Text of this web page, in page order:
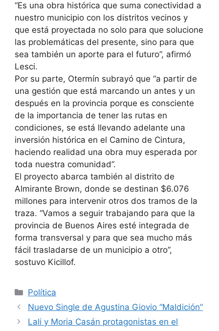
“Es una obra histórica que suma conectividad a
nuestro municipio con los distritos vecinos y
que está proyectada no solo para que solucione
las problemáticas del presente, sino para que
sea también un aporte para el futuro”, afirmó
Lesci.
Por su parte, Otermín subrayó que “a partir de
una gestión que está marcando un antes y un
después en la provincia porque es consciente
de la importancia de tener las rutas en
condiciones, se está llevando adelante una
inversión histórica en el Camino de Cintura,
haciendo realidad una obra muy esperada por
toda nuestra comunidad”.
El proyecto abarca también al distrito de
Almirante Brown, donde se destinan $6.076
millones para intervenir otros dos tramos de la
traza. “Vamos a seguir trabajando para que la
provincia de Buenos Aires esté integrada de
forma transversal y para que sea mucho más
fácil trasladarse de un municipio a otro”,
sostuvo Kicillof.
Política
Nuevo Single de Agustina Giovio “Maldición”
Lali y Moria Casán protagonistas en el